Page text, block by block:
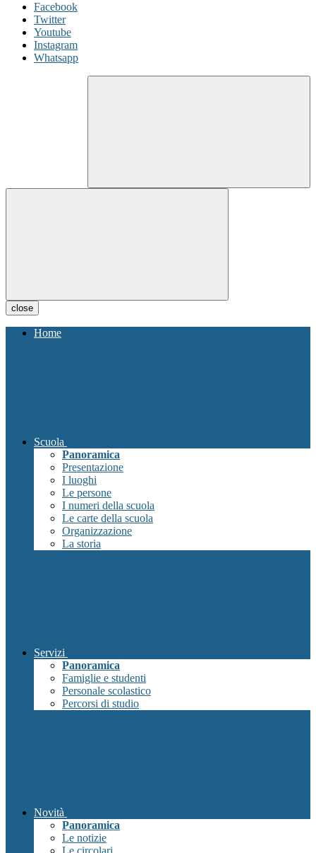
Facebook
Twitter
Youtube
Instagram
Whatsapp
close
Home
Scuola
Panoramica
Presentazione
I luoghi
Le persone
I numeri della scuola
Le carte della scuola
Organizzazione
La storia
Servizi
Panoramica
Famiglie e studenti
Personale scolastico
Percorsi di studio
Novità
Panoramica
Le notizie